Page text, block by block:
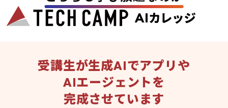
受講生が生成AIでアプリや
AIエージェントを
完成させています